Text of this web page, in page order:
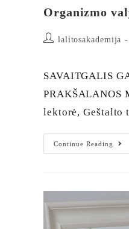
Organizmo
lalitosakademija
SAVAITGALIS
PRAKŠALANOS
lektorė, Geštalto
Continue Reading